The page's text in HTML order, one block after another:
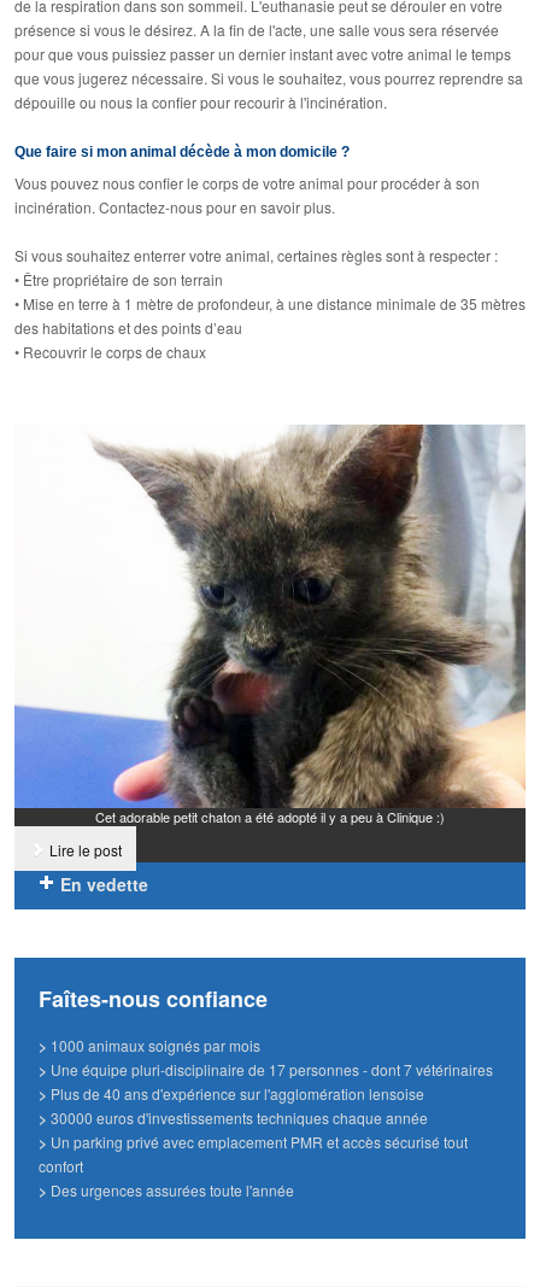
de la respiration dans son sommeil. L'euthanasie peut se dérouler en votre
présence si vous le désirez. A la fin de l'acte, une salle vous sera réservée
pour que vous puissiez passer un dernier instant avec votre animal le temps
que vous jugerez nécessaire. Si vous le souhaitez, vous pourrez reprendre sa
dépouille ou nous la confier pour recourir à l'incinération.
Que faire si mon animal décède à mon domicile ?
Vous pouvez nous confier le corps de votre animal pour procéder à son
incinération. Contactez-nous pour en savoir plus.
Si vous souhaitez enterrer votre animal, certaines règles sont à respecter :
• Être propriétaire de son terrain
• Mise en terre à 1 mètre de profondeur, à une distance minimale de 35 mètres
des habitations et des points d’eau
• Recouvrir le corps de chaux
Cet adorable petit chaton a été adopté il y a peu à Clinique :)
Lire le post
En vedette
Faîtes-nous confiance
> 1000 animaux soignés par mois
> Une équipe pluri-disciplinaire de 17 personnes - dont 7 vétérinaires
> Plus de 40 ans d'expérience sur l'agglomération lensoise
> 30000 euros d'investissements techniques chaque année
> Un parking privé avec emplacement PMR et accès sécurisé tout
confort
> Des urgences assurées toute l'année